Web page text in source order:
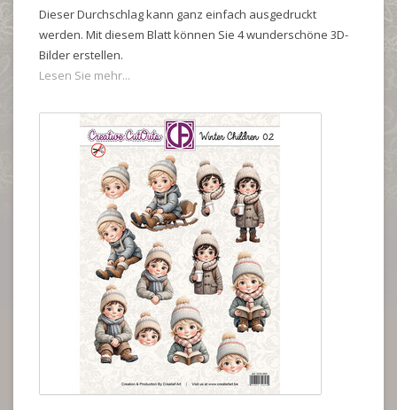
Dieser Durchschlag kann ganz einfach ausgedruckt
werden. Mit diesem Blatt können Sie 4 wunderschöne 3D-
Bilder erstellen.
Lesen Sie mehr...